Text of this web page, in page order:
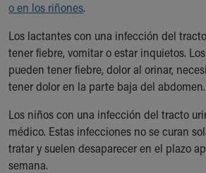
Ronald McDonald House Care Mobile
Symptom Checker
Financial Services
Price Estimates
Family Supports
Sports Health Services Provider for
New Parents
Find a Pediatrics Location
Find a Pediatrician
o en los riñones.
Los lactantes con una infección del
tener fiebre, vomitar o estar inquietos.
pueden tener fiebre, dolor al orinar,
tener dolor en la parte baja del abdomen.
Los niños con una infección del tracto
médico. Estas infecciones no se curan
tratar y suelen desaparecer en el plazo
semana.